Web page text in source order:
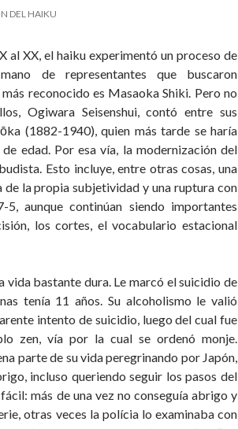
DEL HAIKU
al XX, el haiku experimentó un proceso de
de representantes que buscaron
reconocido es Masaoka Shiki. Pero no
Ogiwara Seisenshui, contó entre sus
(1882-1940), quien más tarde se haría
edad. Por esa vía, la modernización del
Esto incluye, entre otras cosas, una
la propia subjetividad y una ruptura con
aunque continúan siendo importantes
los cortes, el vocabulario estacional
vida bastante dura. Le marcó el suicidio de
tenía 11 años. Su alcoholismo le valió
intento de suicidio, luego del cual fue
zen, vía por la cual se ordenó monje.
parte de su vida peregrinando por Japón,
incluso queriendo seguir los pasos del
más de una vez no conseguía abrigo y
otras veces la polícia lo examinaba con